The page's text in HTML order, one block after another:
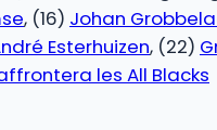
, (16) Johan
Esterhuizen, (22)
les All Blacks